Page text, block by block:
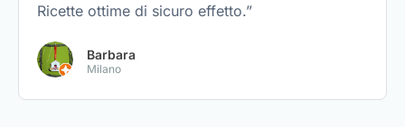
Ricette ottime di sicuro effetto.”
Barbara
Milano